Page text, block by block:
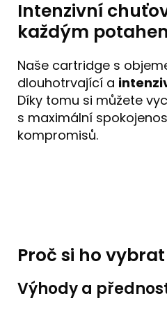
Intenzivní
každým
Naše cartridge s
dlouhotrvající a
Díky tomu si můžete
s maximální
kompromisů.
Proč si ho vybrat
Výhody a